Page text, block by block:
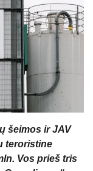
šeimos ir JAV
teroristine
Vos prieš tris